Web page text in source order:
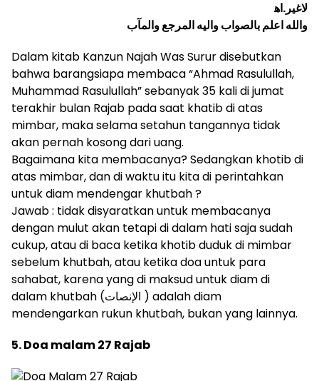
والله اعلم بالصواب واليه المرجع والمآب
Dalam kitab Kanzun Najah Was Surur disebutkan
bahwa barangsiapa membaca “Ahmad Rasulullah,
Muhammad Rasulullah” sebanyak 35 kali di jumat
terakhir bulan Rajab pada saat khatib di atas
mimbar, maka selama setahun tangannya tidak
akan pernah kosong dari uang.
Bagaimana kita membacanya? Sedangkan khotib di
atas mimbar, dan di waktu itu kita di perintahkan
untuk diam mendengar khutbah ?
Jawab : tidak disyaratkan untuk membacanya
dengan mulut akan tetapi di dalam hati saja sudah
cukup, atau di baca ketika khotib duduk di mimbar
sebelum khutbah, atau ketika doa untuk para
sahabat, karena yang di maksud untuk diam di
dalam khutbah (الإنصات ) adalah diam
mendengarkan rukun khutbah, bukan yang lainnya.
5. Doa malam 27 Rajab